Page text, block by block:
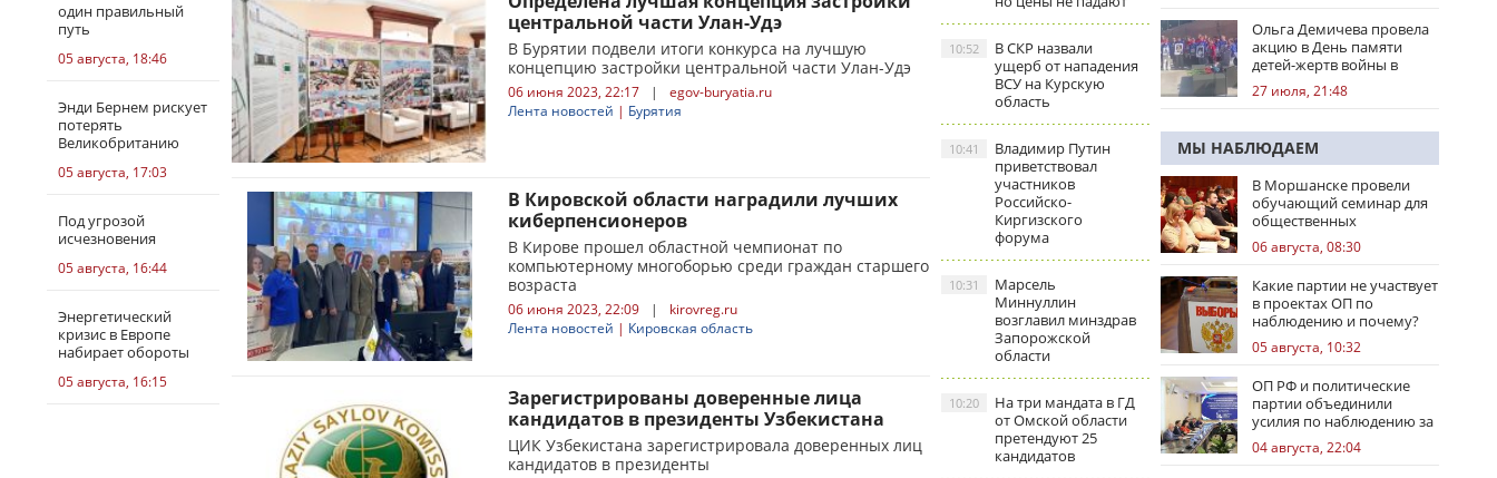
один правильный
путь
05 августа, 18:46
Энди Бернем рискует
потерять
Великобританию
05 августа, 17:03
Под угрозой
исчезновения
05 августа, 16:44
Энергетический
кризис в Европе
набирает обороты
05 августа, 16:15
центральной части Улан-Удэ
В Бурятии подвели итоги конкурса на лучшую
концепцию застройки центральной части Улан-Удэ
06 июня 2023, 22:17 |
egov-buryatia.ru
Лента новостей | Бурятия
В Кировской области наградили лучших
киберпенсионеров
В Кирове прошел областной чемпионат по
компьютерному многоборью среди граждан старшего
возраста
06 июня 2023, 22:09 |
kirovreg.ru
Лента новостей | Кировская область
Зарегистрированы доверенные лица
кандидатов в президенты Узбекистана
ЦИК Узбекистана зарегистрировала доверенных лиц
кандидатов в президенты
В СКР назвали
ущерб от нападения
ВСУ на Курскую
область
10:52
Владимир Путин
приветствовал
участников
Российско-
Киргизского
форума
10:41
Марсель
Миннуллин
возглавил минздрав
Запорожской
области
10:31
На три мандата в ГД
от Омской области
претендуют 25
кандидатов
10:20
Ольга Демичева провела
акцию в День памяти
детей-жертв войны в
Донбассе
27 июля, 21:48
МЫ НАБЛЮДАЕМ
В Моршанске провели
обучающий семинар для
общественных
наблюдателей
06 августа, 08:30
Какие партии не участвует
в проектах ОП по
наблюдению и почему?
05 августа, 10:32
ОП РФ и политические
партии объединили
усилия по наблюдению за
выборами
04 августа, 22:04